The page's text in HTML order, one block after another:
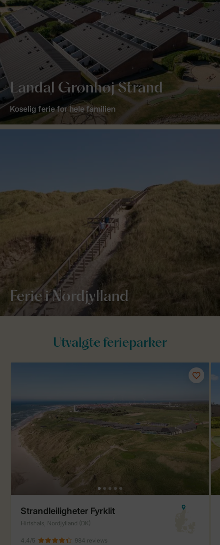
Landal Grønhøj Strand
Koselig ferie for hele familien
Ferie i Nordjylland